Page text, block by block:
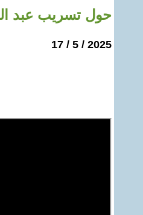
حول تسريب عبد
2025 / 5 / 17